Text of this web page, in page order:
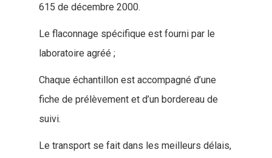
615 de décembre 2000.
Le flaconnage spécifique est fourni par le
laboratoire agréé ;
Chaque échantillon est accompagné d’une
fiche de prélèvement et d’un bordereau de
suivi.
Le transport se fait dans les meilleurs délais,
De Forage
Géothermie
Ingénierie Forage
Collectif
Ingénierie Forage –
– Bureau d’étude
HYDRO INVEST